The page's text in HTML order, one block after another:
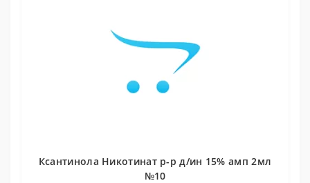
Ксантинола Никотинат р-р д/ин 15% амп 2мл
№10